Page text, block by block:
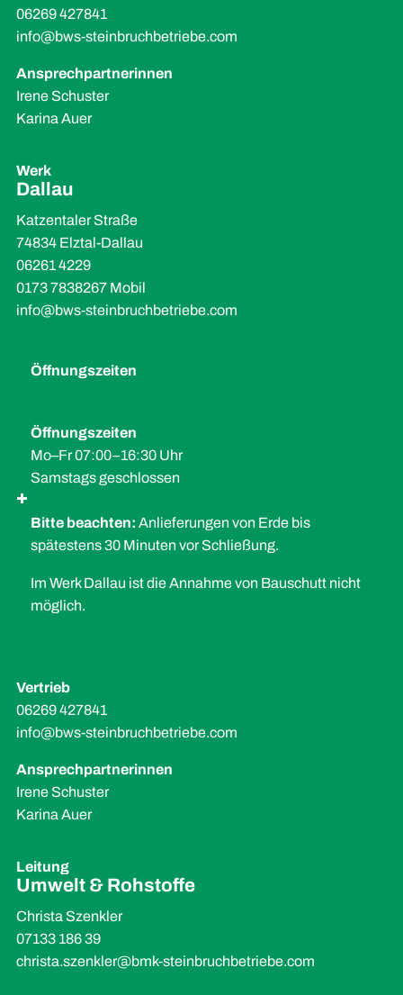
06269 427841
info@bws-steinbruchbetriebe.com
Ansprechpartnerinnen
Irene Schuster
Karina Auer
Werk
Dallau
Katzentaler Straße
74834 Elztal-Dallau
06261 4229
0173 7838267 Mobil
info@bws-steinbruchbetriebe.com
Öffnungszeiten
Öffnungszeiten
Mo–Fr 07:00–16:30 Uhr
Samstags geschlossen
Bitte beachten: Anlieferungen von Erde bis
spätestens 30 Minuten vor Schließung.
Im Werk Dallau ist die Annahme von Bauschutt nicht
möglich.
Vertrieb
06269 427841
info@bws-steinbruchbetriebe.com
Ansprechpartnerinnen
Irene Schuster
Karina Auer
Leitung
Umwelt &Rohstoffe
Christa Szenkler
07133 186 39
christa.szenkler@bmk-steinbruchbetriebe.com